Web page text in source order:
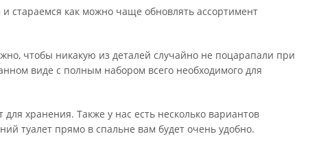
стараемся как можно чаще обновлять ассортимент
чтобы никакую из деталей случайно не поцарапали при
виде с полным набором всего необходимого для
хранения. Также у нас есть несколько вариантов
туалет прямо в спальне вам будет очень удобно.